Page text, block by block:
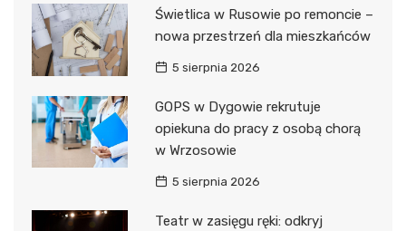
Świetlica w Rusowie po remoncie –
nowa przestrzeń dla mieszkańców
5 sierpnia 2026
GOPS w Dygowie rekrutuje
opiekuna do pracy z osobą chorą
w Wrzosowie
5 sierpnia 2026
Teatr w zasięgu ręki: odkryj